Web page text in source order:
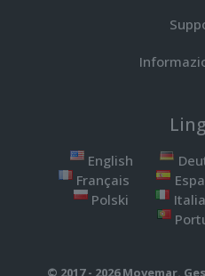
English
Français
Polski
© 2017 - 2026 Movemar.